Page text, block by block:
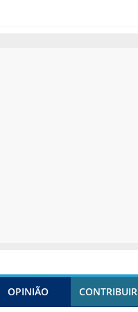
OPINIÃO CONTRIBUIR